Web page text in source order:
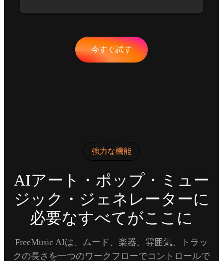
今すぐ試す
強力な機能
AIアート・ポップ・ミュー
ジック・ジェネレーターに
必要なすべてがここに
FreeMusic AIは、ムード、楽器、雰囲気、トラッ
クの長さを一つのワークフローでコントロールで